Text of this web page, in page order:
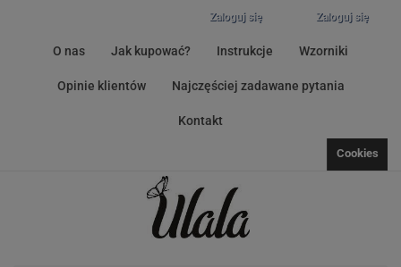
Zaloguj się
Zaloguj się
O nas Jak kupować? Instrukcje Wzorniki
Opinie klientów Najczęściej zadawane pytania
Kontakt
Cookies